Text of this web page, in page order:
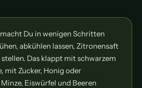
Du in wenigen Schritten
abkühlen lassen, Zitronensaft
stellen. Das klappt mit schwarzem
mit Zucker, Honig oder
Eiswürfel und Beeren